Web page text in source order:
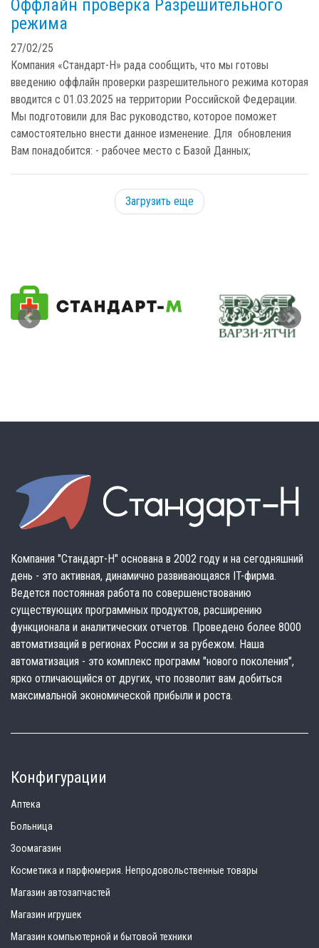
Оффлайн проверка Разрешительного
режима
27/02/25
Компания «Стандарт-Н» рада сообщить, что мы готовы
введению оффлайн проверки разрешительного режима которая
вводится с 01.03.2025 на территории Российской Федерации.
Мы подготовили для Вас руководство, которое поможет
самостоятельно внести данное изменение. Для обновления
Вам понадобится: - рабочее место с Базой Данных;
Загрузить еще
Компания "Стандарт-Н" основана в 2002 году и на сегодняшний
день - это активная, динамично развивающаяся IT-фирма.
Ведется постоянная работа по совершенствованию
существующих программных продуктов, расширению
функционала и аналитических отчетов. Проведено более 8000
автоматизаций в регионах России и за рубежом. Наша
автоматизация - это комплекс программ "нового поколения",
ярко отличающийся от других, что позволит вам добиться
максимальной экономической прибыли и роста.
Конфигурации
Аптека
Больница
Зоомагазин
Косметика и парфюмерия. Непродовольственные товары
Магазин автозапчастей
Магазин игрушек
Магазин компьютерной и бытовой техники